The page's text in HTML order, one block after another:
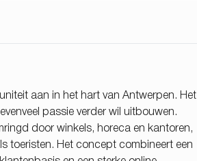
aan in het hart van Antwerpen. Het
passie verder wil uitbouwen.
door winkels, horeca en kantoren,
toeristen. Het concept combineert een